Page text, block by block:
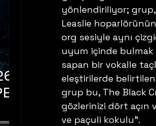
yönlendiriliyor;
Leaslie
org sesiyle aynı
uyum içinde bulmak
sapan bir vokalle
eleştirilerde
grup bu, The Black
gözlerinizi dört açın
ve paçuli kokulu”.
–